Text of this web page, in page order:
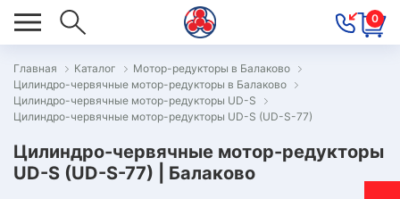
0
Главная Каталог
Мотор-редукторы в Балаково
Цилиндро-червячные мотор-редукторы в Балаково
Цилиндро-червячные мотор-редукторы UD-S
Цилиндро-червячные мотор-редукторы UD-S (UD-S-77)
Цилиндро-червячные мотор-редукторы
UD-S (UD-S-77) | Балаково